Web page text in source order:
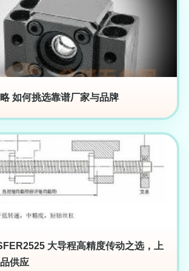
如何挑选靠谱厂家与品牌
大导程高精度传动之选，上
供应